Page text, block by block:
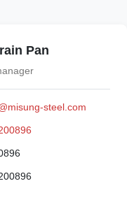
Pan
steel.com